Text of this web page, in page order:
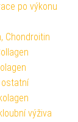
po výkonu
Chondroitin
ostatní
výživa